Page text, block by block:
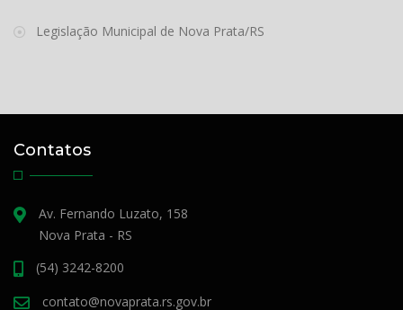
Legislação Municipal de Nova Prata/RS
Contatos
Av. Fernando Luzato, 158
Nova Prata - RS
(54) 3242-8200
contato@novaprata.rs.gov.br